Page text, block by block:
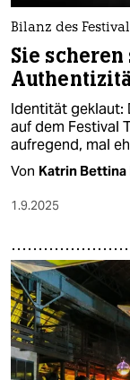
Bilanz des
Sie
Identität geklaut:
auf dem Festival
aufregend, mal
Von Katrin Bettina
1.9.2025